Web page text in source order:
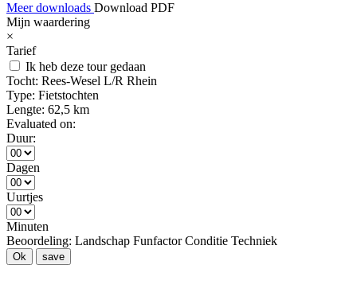
Meer downloads Download PDF
Mijn waardering
×
Tarief
Ik heb deze tour gedaan
Tocht: Rees-Wesel L/R Rhein
Type: Fietstochten
Lengte: 62,5 km
Evaluated on:
Duur:
Dagen
Uurtjes
Minuten
Beoordeling: Landschap Funfactor Conditie Techniek
Ok save